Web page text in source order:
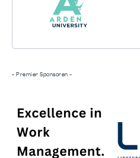
- Premier Sponsoren -